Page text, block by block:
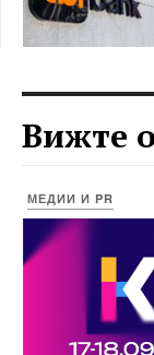
Вижте
МЕДИИ И PR